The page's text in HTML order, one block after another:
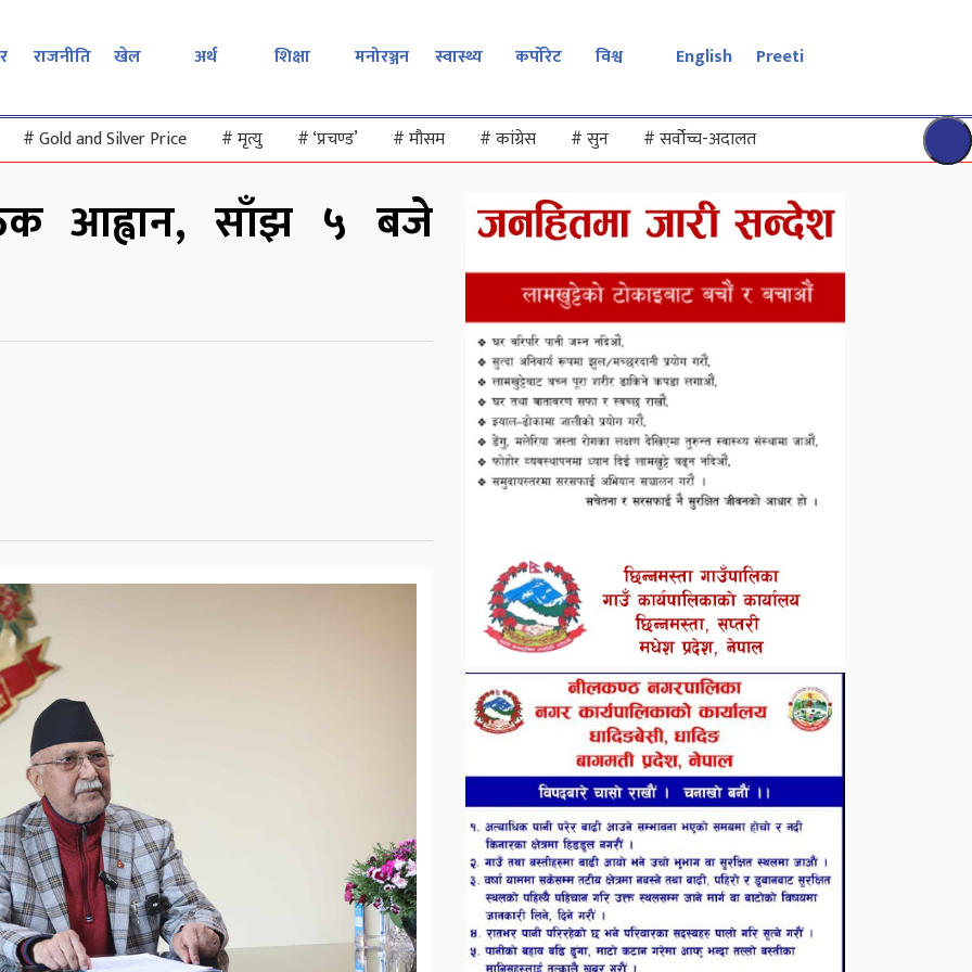
राजनीति खेल अर्थ शिक्षा मनोरञ्जन स्वास्थ्य कर्पोरेट विश्व English Preeti
#Gold and Silver Price #मृत्यु #‘प्रचण्ड’ #मौसम #कांग्रेस #सुन #सर्वोच्च-अदालत
आह्वान, साँझ ५ बजे